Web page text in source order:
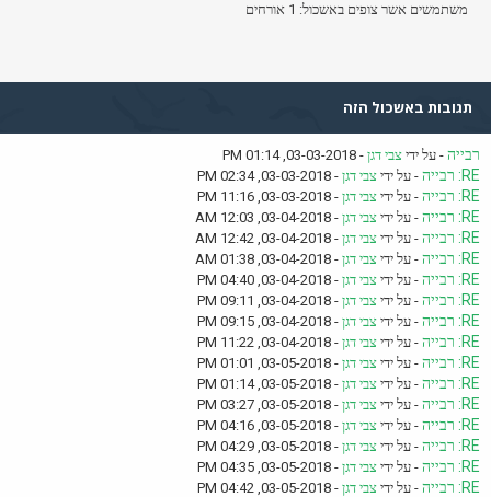
משתמשים אשר צופים באשכול: 1 אורחים
תגובות באשכול הזה
רבייה - על ידי צבי דגן - 03-03-2018, 01:14 PM
RE: רבייה - על ידי צבי דגן - 03-03-2018, 02:34 PM
RE: רבייה - על ידי צבי דגן - 03-03-2018, 11:16 PM
RE: רבייה - על ידי צבי דגן - 03-04-2018, 12:03 AM
RE: רבייה - על ידי צבי דגן - 03-04-2018, 12:42 AM
RE: רבייה - על ידי צבי דגן - 03-04-2018, 01:38 AM
RE: רבייה - על ידי צבי דגן - 03-04-2018, 04:40 PM
RE: רבייה - על ידי צבי דגן - 03-04-2018, 09:11 PM
RE: רבייה - על ידי צבי דגן - 03-04-2018, 09:15 PM
RE: רבייה - על ידי צבי דגן - 03-04-2018, 11:22 PM
RE: רבייה - על ידי צבי דגן - 03-05-2018, 01:01 PM
RE: רבייה - על ידי צבי דגן - 03-05-2018, 01:14 PM
RE: רבייה - על ידי צבי דגן - 03-05-2018, 03:27 PM
RE: רבייה - על ידי צבי דגן - 03-05-2018, 04:16 PM
RE: רבייה - על ידי צבי דגן - 03-05-2018, 04:29 PM
RE: רבייה - על ידי צבי דגן - 03-05-2018, 04:35 PM
RE: רבייה - על ידי צבי דגן - 03-05-2018, 04:42 PM